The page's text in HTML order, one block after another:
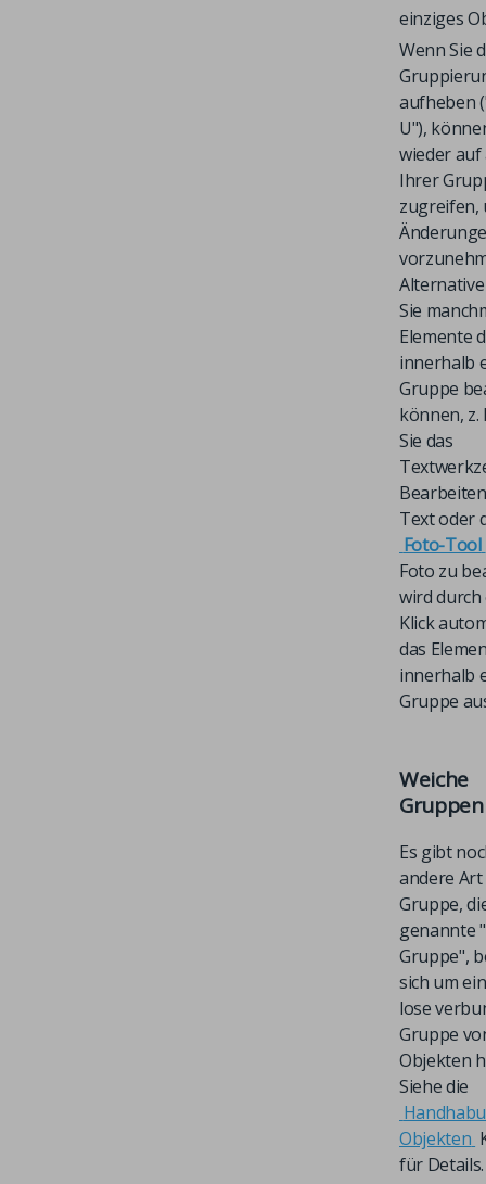
einziges
Wenn Sie
aufheben
U"),
wieder auf
Ihrer
zugreifen,
Sie
Elemente
innerhalb
Gruppe
können, z.
Sie das
Text oder
Foto-Tool
Foto zu
wird durch
Klick
das
innerhalb
Gruppe
Weiche
Gruppen
Es gibt
andere
Gruppe,
genannte
Gruppe",
sich um
lose
Gruppe
Objekten
Siehe die
Objekten
für Details.